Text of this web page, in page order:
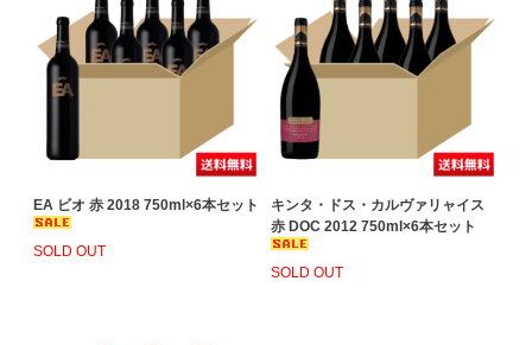
EA ビオ 赤 2018 750ml×6本セット
SOLD OUT
キンタ・ドス・カルヴァリャイス
赤 DOC 2012 750ml×6本セット
SOLD OUT